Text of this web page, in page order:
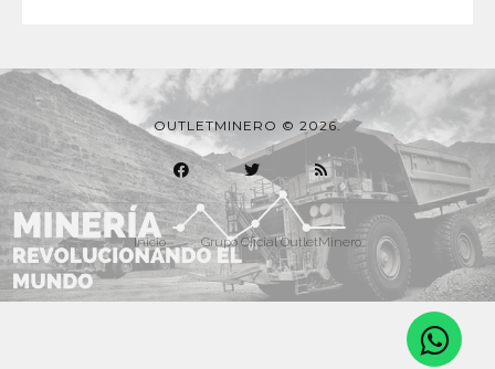
OUTLETMINERO © 2026.
Inicio Grupo Oficial OutletMinero